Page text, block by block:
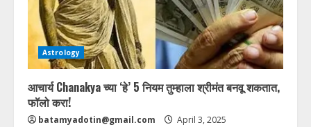
Astrology
आचार्य Chanakya च्या ‘हे’ 5 नियम तुम्हाला श्रीमंत बनवू शकतात,
फॉलो करा!
batamyadotin@gmail.com April 3, 2025